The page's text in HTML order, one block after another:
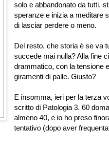
solo e abbandonato da tutti,
speranze e inizia a meditare
di lasciar perdere o meno.
Del resto, che storia è se va
succede mai nulla? Alla fine
drammatico, con la tensione
giramenti di palle. Giusto?
E insomma, ieri per la terza
scritto di Patologia 3. 60
almeno 40, e io ho preso
tentativo (dopo aver